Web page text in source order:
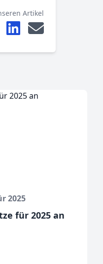
Artikel
2025
für 2025 an